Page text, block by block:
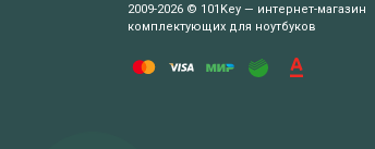
2009-2026 © 101Key — интернет-магазин
комплектующих для ноутбуков